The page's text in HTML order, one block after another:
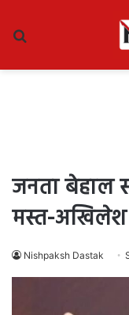
जनता बेहाल
मस्त-अखिलेश
Nishpaksh Dastak